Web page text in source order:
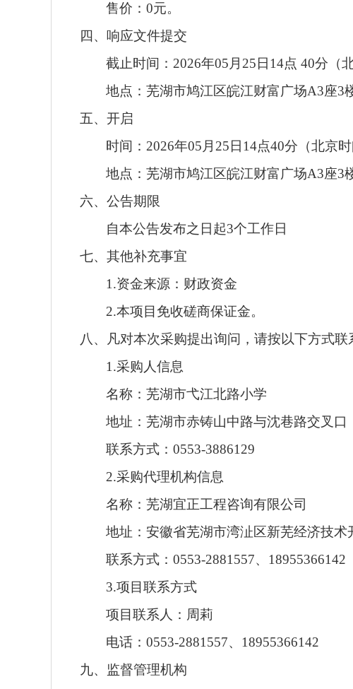
售价：0元。
四、响应文件提交
截止时间： 2026年05 月 25 日 14点 40分（
地点：芜湖市鸠江区皖江财富广场A3座3
五、开启
时间： 2026年05 月 25 日 14点40分 （北京时
地点：芜湖市鸠江区皖江财富广场A3座3
六、公告期限
自本公告发布之日起3个工作日
七、其他补充事宜
1.资金来源： 财政资金
2.本项目免收磋商保证金。
八、凡对本次采购提出询问，请按以下方式联
1.采购人信息
名称：芜湖市弋江北路小学
地址：芜湖市赤铸山中路与沈巷路交叉口
联系方式：0553-3886129
2.采购代理机构信息
名称：芜湖宜正工程咨询有限公司
地址：安徽省芜湖市湾沚区新芜经济技术
联系方式：0553-2881557、 18955366142
3.项目联系方式
项目联系人： 周莉
电话：0553-2881557、 18955366142
九、监督管理机构